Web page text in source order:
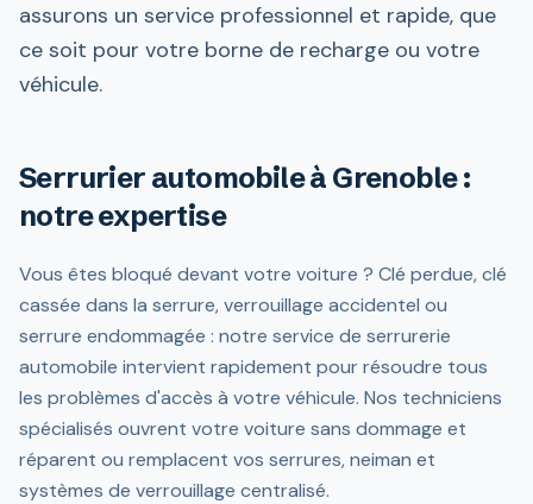
assurons un service professionnel et rapide, que
ce soit pour votre borne de recharge ou votre
véhicule.
Serrurier automobile à Grenoble :
notre expertise
Vous êtes bloqué devant votre voiture ? Clé perdue, clé
cassée dans la serrure, verrouillage accidentel ou
serrure endommagée : notre service de serrurerie
automobile intervient rapidement pour résoudre tous
les problèmes d'accès à votre véhicule. Nos techniciens
spécialisés ouvrent votre voiture sans dommage et
réparent ou remplacent vos serrures, neiman et
systèmes de verrouillage centralisé.